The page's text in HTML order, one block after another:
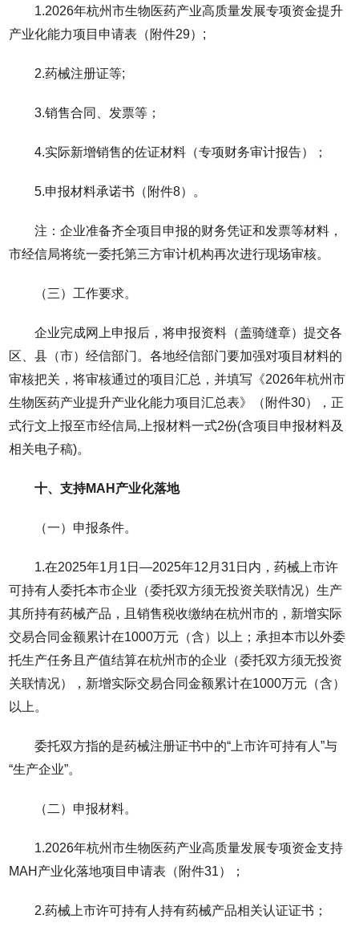
1.2026年杭州市生物医药产业高质量发展专项资金提升
产业化能力项目申请表（附件29）;
2.药械注册证等;
3.销售合同、发票等；
4.实际新增销售的佐证材料（专项财务审计报告）；
5.申报材料承诺书（附件8）。
注：企业准备齐全项目申报的财务凭证和发票等材料，
市经信局将统一委托第三方审计机构再次进行现场审核。
（三）工作要求。
企业完成网上申报后，将申报资料（盖骑缝章）提交各
区、县（市）经信部门。各地经信部门要加强对项目材料的
审核把关，将审核通过的项目汇总，并填写《2026年杭州市
生物医药产业提升产业化能力项目汇总表》（附件30），正
式行文上报至市经信局,上报材料一式2份(含项目申报材料及
相关电子稿)。
十、支持MAH产业化落地
（一）申报条件。
1.在2025年1月1日—2025年12月31日内，药械上市许
可持有人委托本市企业（委托双方须无投资关联情况）生产
其所持有药械产品，且销售税收缴纳在杭州市的，新增实际
交易合同金额累计在1000万元（含）以上；承担本市以外委
托生产任务且产值结算在杭州市的企业（委托双方须无投资
关联情况），新增实际交易合同金额累计在1000万元（含）
以上。
委托双方指的是药械注册证书中的“上市许可持有人”与
“生产企业”。
（二）申报材料。
1.2026年杭州市生物医药产业高质量发展专项资金支持
MAH产业化落地项目申请表（附件31）；
2.药械上市许可持有人持有药械产品相关认证证书；